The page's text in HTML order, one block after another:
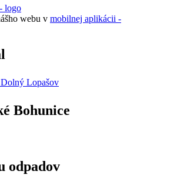
webu v mobilnej aplikácii -
Bohunice
odpadov